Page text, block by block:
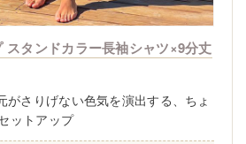
スタンドカラー長袖シャツ×9分丈
がさりげない色気を演出する、ちょ
ットアップ